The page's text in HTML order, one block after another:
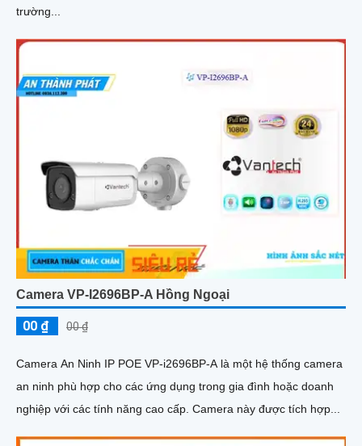
trường...
Camera VP-I2696BP-A Hồng Ngoại
00 ₫ 00 ₫
Camera An Ninh IP POE VP-i2696BP-A là một hệ thống camera
an ninh phù hợp cho các ứng dụng trong gia đình hoặc doanh
nghiệp với các tính năng cao cấp. Camera này được tích hợp...